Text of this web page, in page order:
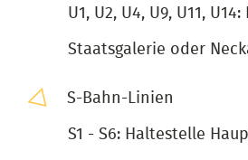
U1, U2, U4, U9, U11,
Staatsgalerie oder
S-Bahn-Linien
S1 - S6: Haltestelle